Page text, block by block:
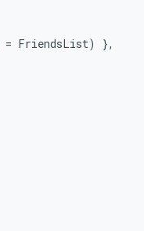
= FriendsList)
},